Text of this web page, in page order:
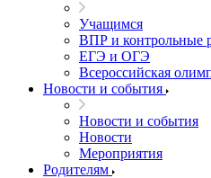
Учащимся
ВПР и контрольные
ЕГЭ и ОГЭ
Всероссийская
Новости и события
Новости и события
Новости
Мероприятия
Родителям